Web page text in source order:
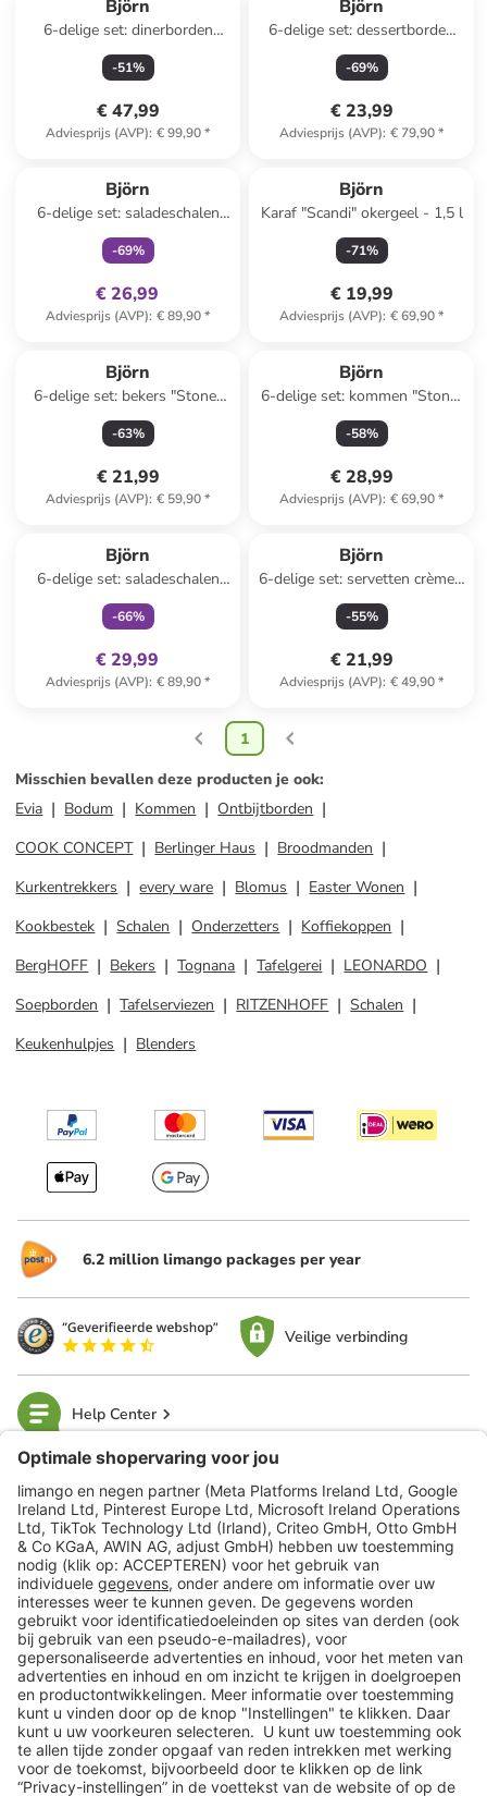
Björn
6-delige set: dinerborden
"Genesis" lichtblauw - Ø 27
cm
-51%
€ 47,99
Adviesprijs (AVP): € 99,90*
Björn
6-delige set: dessertborden
"Cosmos" wit/beige - Ø 21,5
cm
-69%
€ 23,99
Adviesprijs (AVP): € 79,90*
Björn
6-delige set: saladeschalen
"Dark" donkerblauw - Ø 21
cm
-69%
€ 26,99
Adviesprijs (AVP): € 89,90*
Björn
Karaf "Scandi" okergeel - 1,5 l
-71%
€ 19,99
Adviesprijs (AVP): € 69,90*
Björn
6-delige set: bekers "Stone"
grijs - 150 ml
-63%
€ 21,99
Adviesprijs (AVP): € 59,90*
Björn
6-delige set: kommen "Stone"
grijs - Ø 15 cm
-58%
€ 28,99
Adviesprijs (AVP): € 69,90*
Björn
6-delige set: saladeschalen
"Color" rood/geel/lichtblauw -
Ø 21 cm
-66%
€ 29,99
Adviesprijs (AVP): € 89,90*
Björn
6-delige set: servetten crème -
(L)40 x (B)40 cm
-55%
€ 21,99
Adviesprijs (AVP): € 49,90*
1
Misschien bevallen deze producten je ook:
Evia
Bodum Kommen
Ontbijtborden
COOK CONCEPT
Berlinger Haus
Broodmanden
Kurkentrekkers
every ware Blomus
Easter Wonen
Kookbestek
Schalen Onderzetters
Koffiekoppen
BergHOFF
Bekers Tognana Tafelgerei
LEONARDO
Soepborden
Tafelserviezen RITZENHOFF
Schalen
Keukenhulpjes
Blenders
6.2 million limango packages per year
Veilige verbinding
Help Center
limango
Veilig winkelen
Klantenservice
Shop
Acties